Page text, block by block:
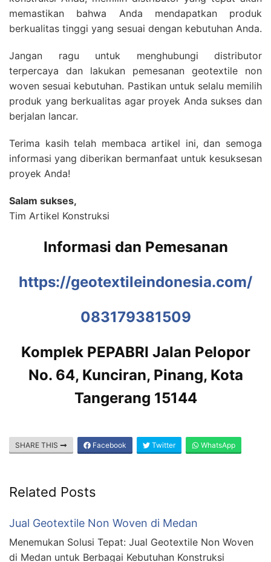
memastikan bahwa Anda mendapatkan produk
berkualitas tinggi yang sesuai dengan kebutuhan Anda.
Jangan ragu untuk menghubungi distributor
terpercaya dan lakukan pemesanan geotextile non
woven sesuai kebutuhan. Pastikan untuk selalu memilih
produk yang berkualitas agar proyek Anda sukses dan
berjalan lancar.
Terima kasih telah membaca artikel ini, dan semoga
informasi yang diberikan bermanfaat untuk kesuksesan
proyek Anda!
Salam sukses,
Tim Artikel Konstruksi
Informasi dan Pemesanan
https://geotextileindonesia.com/
083179381509
Komplek PEPABRI Jalan Pelopor
No. 64, Kunciran, Pinang, Kota
Tangerang 15144
SHARE THIS Facebook Twitter WhatsApp
Related Posts
Jual Geotextile Non Woven di Medan
Menemukan Solusi Tepat: Jual Geotextile Non Woven
di Medan untuk Berbagai Kebutuhan Konstruksi